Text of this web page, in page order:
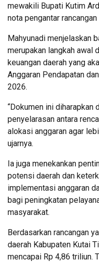
mewakili Bupati Kutim
nota pengantar
Mahyunadi menjelaskan
merupakan langkah awal
keuangan daerah yang
Anggaran Pendapatan
2026.
“Dokumen ini diharapkan
penyelarasan antara
alokasi anggaran agar
ujarnya.
Ia juga menekankan
potensi daerah dan
implementasi anggaran
bagi peningkatan
masyarakat.
Berdasarkan rancangan
daerah Kabupaten Kutai
mencapai Rp 4,86 triliun.